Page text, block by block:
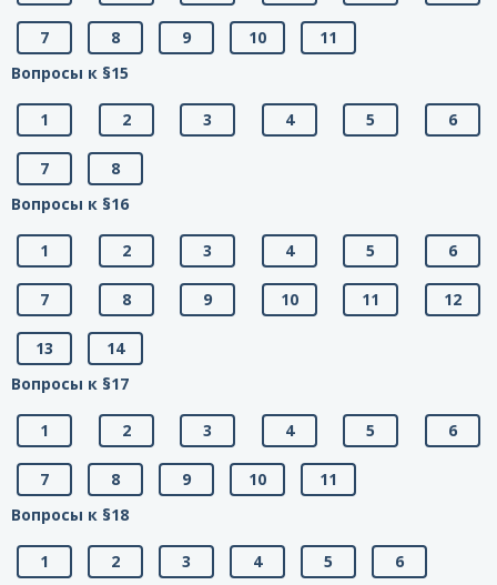
7 8 9 10
11
Вопросы к §15
1 2 3 4 5 6
7
8
Вопросы к §16
1 2 3 4 5 6
7 8 9 10 11 12
13
14
Вопросы к §17
1 2 3 4 5 6
7 8 9 10
11
Вопросы к §18
1 2 3 4 5
6